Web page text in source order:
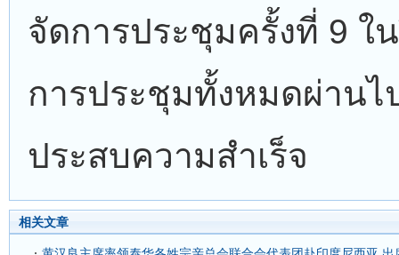
จัดการประชุมครั้งที่ 9 ใ
การประชุมทั้งหมดผ่านไ
ประสบความสำเร็จ
相关文章